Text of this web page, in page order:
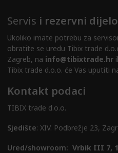
Servis i rezervni
Ukoliko imate potrebu za
obratite se uredu Tibix trade
Zagreb, na info@tibixtrade.hr
Tibix trade d.o.o. će Vas uputiti
Kontakt podaci
TIBIX trade d.o.o.
Sjedište: XIV. Podbrežje 23,
Ured/showroom: Vrbik III 7,